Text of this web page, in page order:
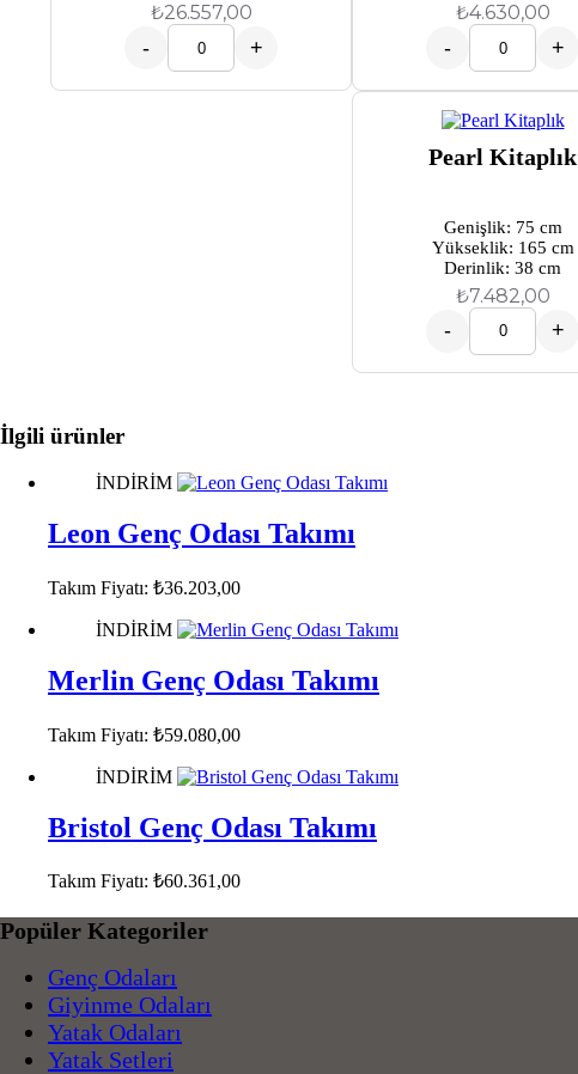
₺26.557,00
- +
₺4.630,00
- +
Pearl Kitaplık
Genişlik: 75 cm
Yükseklik: 165 cm
Derinlik: 38 cm
₺7.482,00
- +
İlgili ürünler
İNDİRİM
Leon Genç Odası Takımı
Takım Fiyatı: ₺36.203,00
İNDİRİM
Merlin Genç Odası Takımı
Takım Fiyatı: ₺59.080,00
İNDİRİM
Bristol Genç Odası Takımı
Takım Fiyatı: ₺60.361,00
Popüler Kategoriler
Genç Odaları
Giyinme Odaları
Yatak Odaları
Yatak Setleri